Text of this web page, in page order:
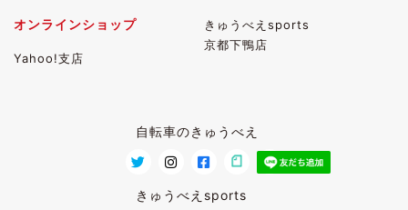
きゅうべえsports
京都下鴨店
オンラインショップ
Yahoo!支店
自転車のきゅうべえ
きゅうべえsports